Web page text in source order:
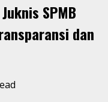
SPMB
dan